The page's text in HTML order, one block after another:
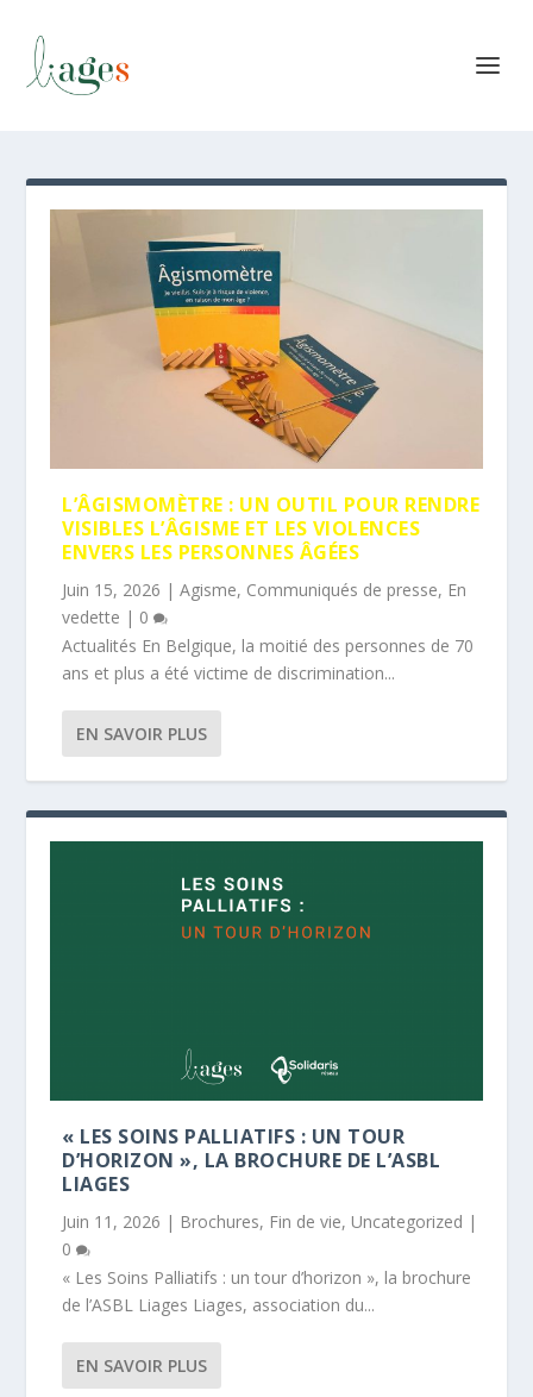
L’ÂGISMOMÈTRE : UN OUTIL POUR RENDRE
VISIBLES L’ÂGISME ET LES VIOLENCES
ENVERS LES PERSONNES ÂGÉES
Juin 15, 2026 |Agisme, Communiqués de presse, En
vedette | 0
Actualités En Belgique, la moitié des personnes de 70
ans et plus a été victime de discrimination...
EN SAVOIR PLUS
« LES SOINS PALLIATIFS : UN TOUR
D’HORIZON », LA BROCHURE DE L’ASBL
LIAGES
Juin 11, 2026 | Brochures, Fin de vie, Uncategorized |
0
« Les Soins Palliatifs : un tour d’horizon », la brochure
de l’ASBL Liages Liages, association du...
EN SAVOIR PLUS